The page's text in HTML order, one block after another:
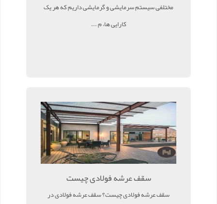
مختلفی سیستم سرمایشی و گرمایشی داریم که هر یک
کارایی ها، م ...
سقف عرشه فولادی چیست
سقف عرشه فولادی چیست؟ سقف عرشه فولادی در